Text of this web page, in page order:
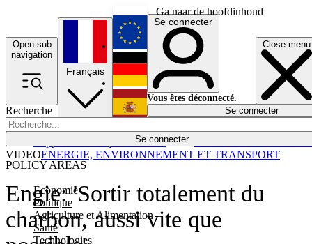
Ga naar de hoofdinhoud
Open sub
navigation
Close menu
Recherche
Se connecter
POLICY AREAS
Economie
Politique
Agriculture et Alimentation
Santé
Technologies
Économie
Français
English
Deutsch
Español
Se connecter
Vous êtes déconnecté.
Se connecter
Engie: 'Sortir totalement du
charbon, aussi vite que
VIDEOENERGIE, ENVIRONNEMENT ET TRANSPORT